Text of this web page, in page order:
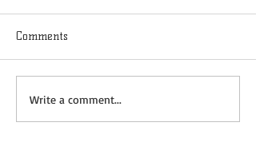
Comments
Write a comment...